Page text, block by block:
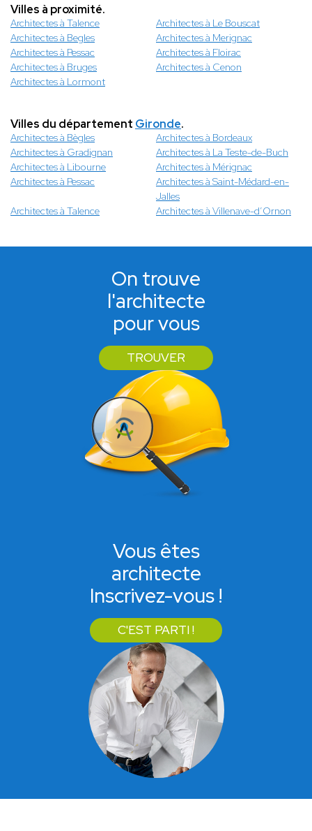
Villes à proximité.
Architectes à Talence
Architectes à Le Bouscat
Architectes à Begles
Architectes à Merignac
Architectes à Pessac
Architectes à Floirac
Architectes à Bruges
Architectes à Cenon
Architectes à Lormont
Villes du département Gironde.
Architectes à Bègles
Architectes à Bordeaux
Architectes à Gradignan
Architectes à La Teste-de-Buch
Architectes à Libourne
Architectes à Mérignac
Architectes à Pessac
Architectes à Saint-Médard-en-
Jalles
Architectes à Talence
Architectes à Villenave-d’Ornon
On trouve
l'architecte
pour vous
TROUVER
Vous êtes
architecte
Inscrivez-vous !
C'EST PARTI !